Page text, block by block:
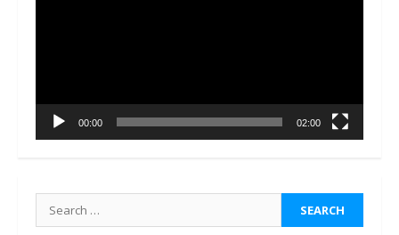
00:00 02:00
Search
for: